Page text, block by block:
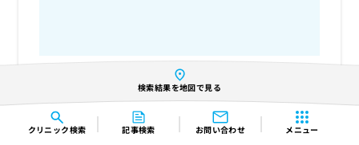
クリニック検索 記事検索 お問い合わせ メニュー
診療受付時間外
次回受付：2日後（水曜）の9:30～13:00
実際の診療受付状況について、事前に必ず医療機関にご確認くだ
さい。
検索結果を地図で見る